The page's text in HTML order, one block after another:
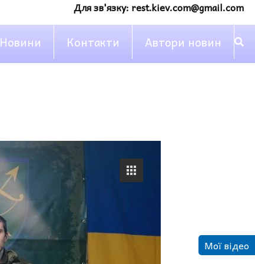
Для зв'язку: rest.kiev.com@gmail.com
Новини Контакти Автори новин
Мої відео